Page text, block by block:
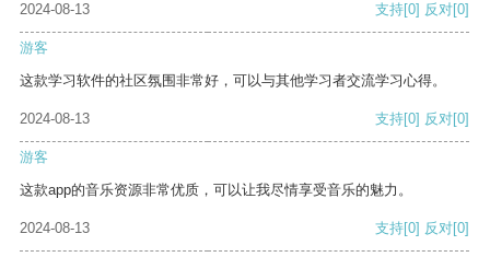
2024-08-13
支持[0] 反对[0]
游客
这款学习软件的社区氛围非常好，可以与其他学习者交流学习心得。
2024-08-13 支持[0] 反对[0]
游客
这款app的音乐资源非常优质，可以让我尽情享受音乐的魅力。
2024-08-13 支持[0] 反对[0]